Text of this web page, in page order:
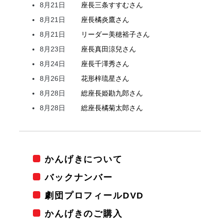
8月21日
座長三条すすむさん
8月21日
座長橘炎鷹さん
8月21日
リーダー美穂裕子さん
8月23日
座長真田涼兒さん
8月24日
座長千澤秀さん
8月26日
花形梓琉星さん
8月28日
総座長姫勘九郎さん
8月28日
総座長橘菊太郎さん
かんげきについて
バックナンバー
劇団プロフィールDVD
かんげきのご購入